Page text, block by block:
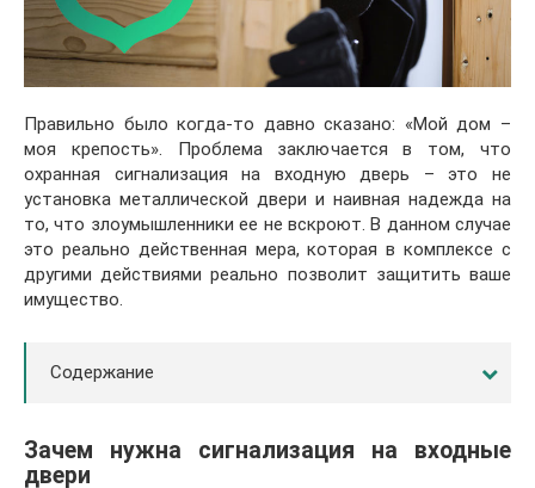
Правильно было когда-то давно сказано: «Мой дом –
моя крепость». Проблема заключается в том, что
охранная сигнализация на входную дверь – это не
установка металлической двери и наивная надежда на
то, что злоумышленники ее не вскроют. В данном случае
это реально действенная мера, которая в комплексе с
другими действиями реально позволит защитить ваше
имущество.
Содержание
Зачем нужна сигнализация на входные
двери